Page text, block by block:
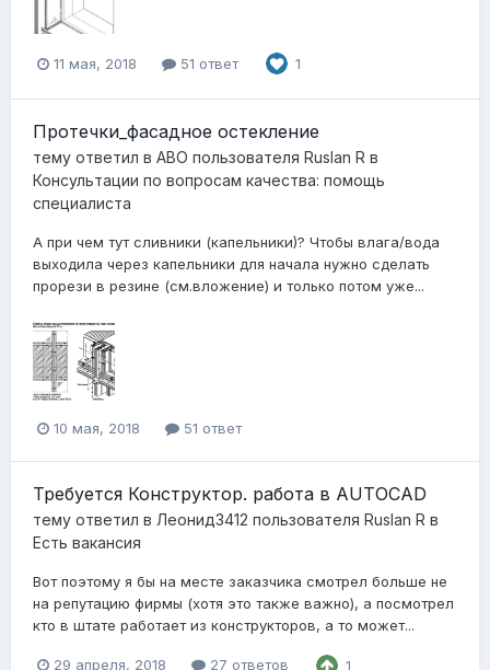
11 мая, 2018 51 ответ 1
Протечки_фасадное остекление
тему ответил в АВО пользователя Ruslan R в
Консультации по вопросам качества: помощь
специалиста
А при чем тут сливники (капельники)? Чтобы влага/вода
выходила через капельники для начала нужно сделать
прорези в резине (см.вложение) и только потом уже...
10 мая, 2018 51 ответ
Требуется Конструктор. работа в AUTOCAD
тему ответил в Леонид3412 пользователя Ruslan R в
Есть вакансия
Вот поэтому я бы на месте заказчика смотрел больше не
на репутацию фирмы (хотя это также важно), а посмотрел
кто в штате работает из конструкторов, а то может...
29 апреля, 2018 27 ответов 1